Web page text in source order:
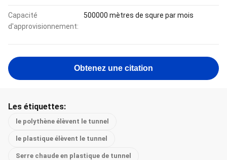
Capacité
d'approvisionnement:
500000 mètres de squre par mois
Obtenez une citation
Les étiquettes:
le polythène élèvent le tunnel
le plastique élèvent le tunnel
Serre chaude en plastique de tunnel